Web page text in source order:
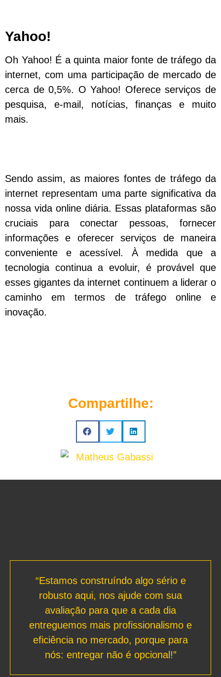
Yahoo!
Oh Yahoo! É a quinta maior fonte de tráfego da
internet, com uma participação de mercado de
cerca de 0,5%. O Yahoo! Oferece serviços de
pesquisa, e-mail, notícias, finanças e muito
mais.
Sendo assim, as maiores fontes de tráfego da
internet representam uma parte significativa da
nossa vida online diária. Essas plataformas são
cruciais para conectar pessoas, fornecer
informações e oferecer serviços de maneira
conveniente e acessível. À medida que a
tecnologia continua a evoluir, é provável que
esses gigantes da internet continuem a liderar o
caminho em termos de tráfego online e
inovação.
Compartilhe:
“Estamos construíndo algo sério e
robusto aqui, nos ajude com sua
avaliação para que a cada dia
entreguemos mais profissionalismo e
eficiência no mercado, porque para
nós: entregar não é opcional!”